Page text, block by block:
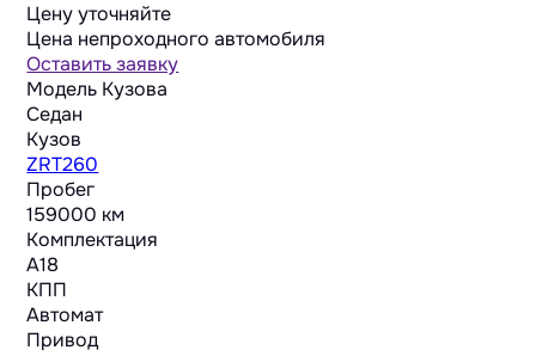
Цену уточняйте
Цена непроходного автомобиля
Оставить заявку
Модель Кузова
Седан
Кузов
ZRT260
Пробег
159000 км
Комплектация
A18
КПП
Автомат
Привод